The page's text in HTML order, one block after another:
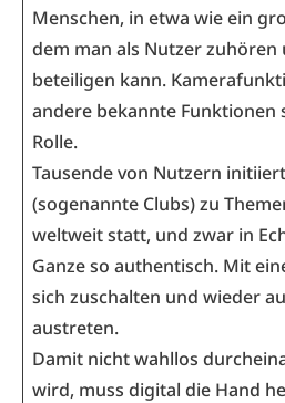
Menschen, in etwa wie ein
dem man als Nutzer zuhören
beteiligen kann.
andere bekannte Funktionen
Rolle.
Tausende von Nutzern
(sogenannte Clubs) zu
weltweit statt, und zwar in
Ganze so authentisch. Mit
sich zuschalten und wieder
austreten.
Damit nicht wahllos
wird, muss digital die Hand